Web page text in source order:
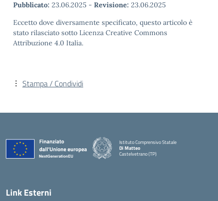
Pubblicato: 23.06.2025 - Revisione: 23.06.2025
Eccetto dove diversamente specificato, questo articolo è
stato rilasciato sotto Licenza Creative Commons
Attribuzione 4.0 Italia.
Stampa / Condividi
Istituto Comprensivo Statale
Di Matteo
Castelvetrano (TP)
Link Esterni